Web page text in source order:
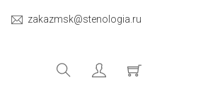
zakazmsk@stenologia.ru